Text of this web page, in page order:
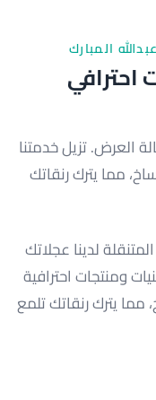
المبارك
احترافي
العرض. تزيل خدمتنا
مما يترك رنقاتك
لدينا عجلاتك
ومنتجات احترافية
مما يترك رنقاتك تلمع